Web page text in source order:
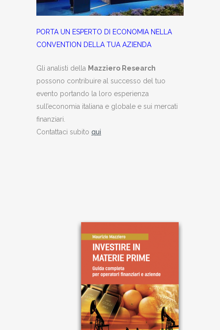
PORTA UN ESPERTO DI ECONOMIA NELLA
CONVENTION DELLA TUA AZIENDA
Gli analisti della Mazziero Research
possono contribuire al successo del tuo
evento portando la loro esperienza
sull’economia italiana e globale e sui mercati
finanziari.
Contattaci subito qui